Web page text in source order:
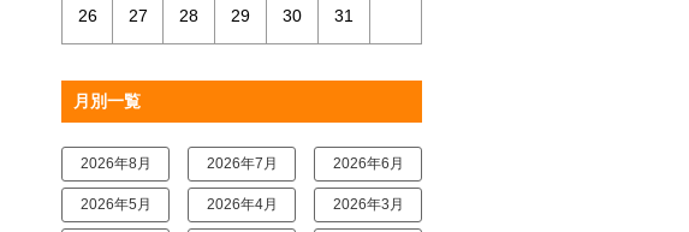
26 27 28 29 30 31
月別一覧
2026年8月 2026年7月 2026年6月
2026年5月 2026年4月 2026年3月